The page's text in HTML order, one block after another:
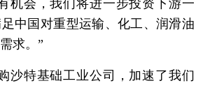
机会，我们将进一步投资下游一
中国对重型运输、化工、润滑油
求。”
特基础工业公司，加速了我们